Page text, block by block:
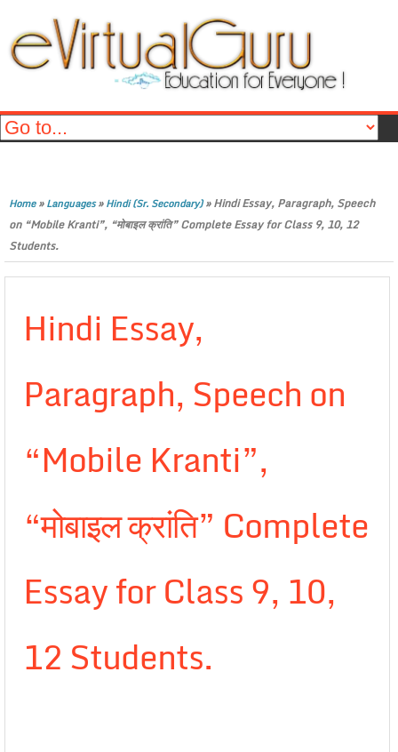
Home»Languages»Hindi (Sr. Secondary)»Hindi Essay, Paragraph, Speech
on “Mobile Kranti”, “मोबाइल क्रांति” Complete Essay for Class 9, 10, 12
Students.
Hindi Essay,
Paragraph, Speech on
“Mobile Kranti”,
“मोबाइल क्रांति” Complete
Essay for Class 9, 10,
12 Students.